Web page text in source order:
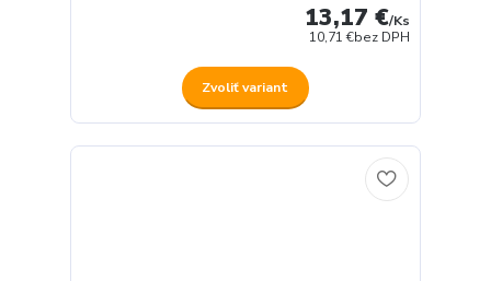
13,17 €/Ks
10,71 €bez DPH
Zvoliť variant